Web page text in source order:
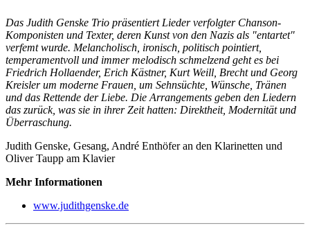
Das Judith Genske Trio präsentiert Lieder verfolgter Chanson-
Komponisten und Texter, deren Kunst von den Nazis als "entartet"
verfemt wurde. Melancholisch, ironisch, politisch pointiert,
temperamentvoll und immer melodisch schmelzend geht es bei
Friedrich Hollaender, Erich Kästner, Kurt Weill, Brecht und Georg
Kreisler um moderne Frauen, um Sehnsüchte, Wünsche, Tränen
und das Rettende der Liebe. Die Arrangements geben den Liedern
das zurück, was sie in ihrer Zeit hatten: Direktheit, Modernität und
Überraschung.
Judith Genske, Gesang, André Enthöfer an den Klarinetten und
Oliver Taupp am Klavier
Mehr Informationen
www.judithgenske.de